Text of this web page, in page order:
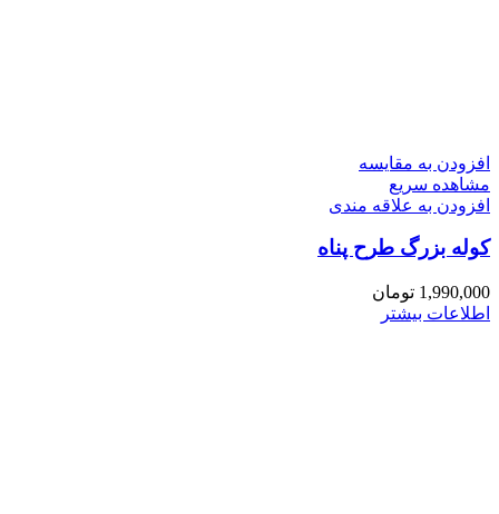
افزودن به مقایسه
مشاهده سریع
افزودن به علاقه مندی
کوله بزرگ طرح پناه
1,990,000 تومان
اطلاعات بیشتر